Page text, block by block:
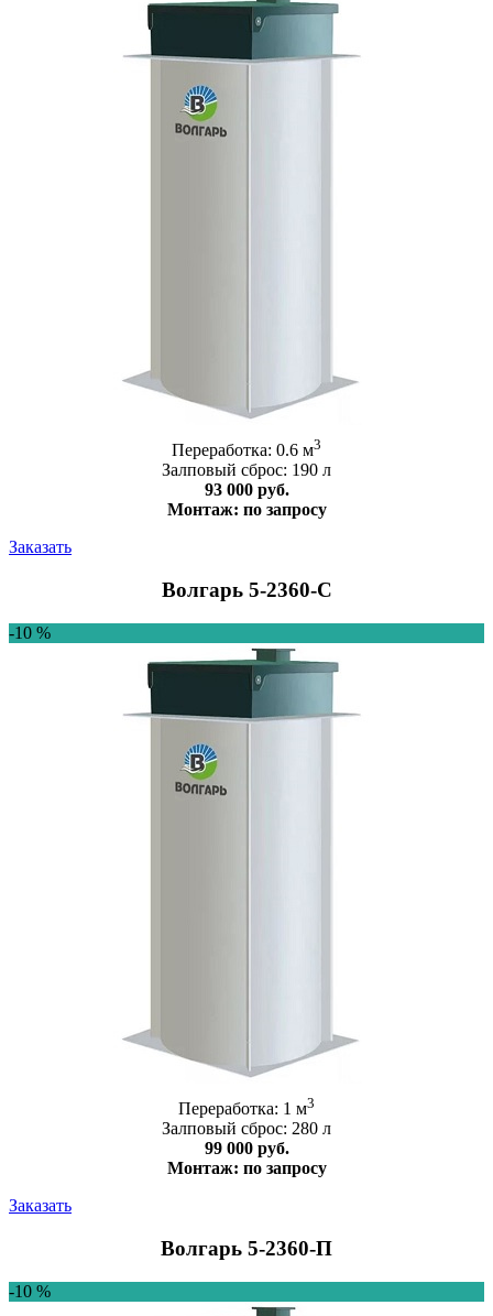
Переработка: 0.6 м3
Залповый сброс: 190 л
93 000 руб.
Монтаж: по запросу
Заказать
Волгарь 5-2360-C
-10 %
Переработка: 1 м3
Залповый сброс: 280 л
99 000 руб.
Монтаж: по запросу
Заказать
Волгарь 5-2360-П
-10 %